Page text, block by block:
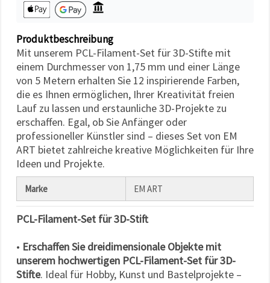
Produktbeschreibung
Mit unserem PCL-Filament-Set für 3D-Stifte mit
einem Durchmesser von 1,75 mm und einer Länge
von 5 Metern erhalten Sie 12 inspirierende Farben,
die es Ihnen ermöglichen, Ihrer Kreativität freien
Lauf zu lassen und erstaunliche 3D-Projekte zu
erschaffen. Egal, ob Sie Anfänger oder
professioneller Künstler sind – dieses Set von EM
ART bietet zahlreiche kreative Möglichkeiten für Ihre
Ideen und Projekte.
Marke EM ART
PCL-Filament-Set für 3D-Stift
• Erschaffen Sie dreidimensionale Objekte mit
unserem hochwertigen PCL-Filament-Set für 3D-
Stifte. Ideal für Hobby, Kunst und Bastelprojekte –